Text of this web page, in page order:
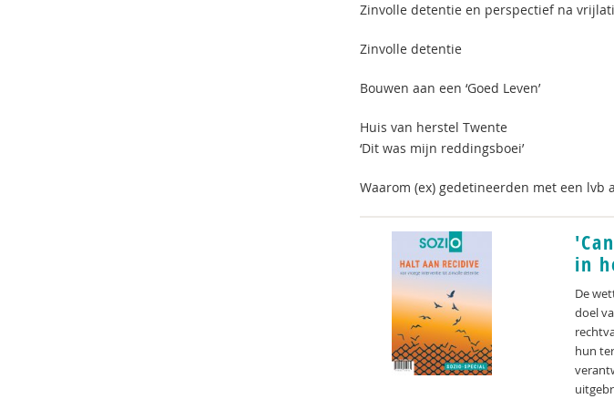
Zinvolle detentie en perspectief na
Zinvolle detentie
Bouwen aan een ‘Goed Leven’
Huis van herstel Twente
‘Dit was mijn reddingsboei’
Waarom (ex) gedetineerden met een lvb
in
De
doel
hun